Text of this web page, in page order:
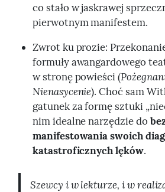
co stało w jaskrawej
pierwotnym manifestem.
Zwrot ku prozie:
formuły awangardowego
w stronę powieści (
Nienasycenie). Choć sam
gatunek za formę sztuki
nim idealne narzędzie do
manifestowania swoich
katastroficznych lęków.
Szewcy i w lekturze, i w